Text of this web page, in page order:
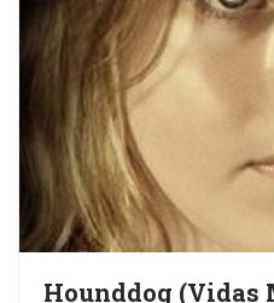
Hounddog (Vidas